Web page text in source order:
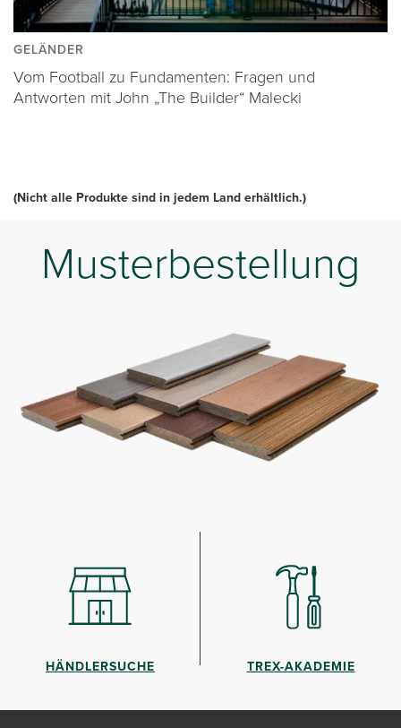
GELÄNDER
Vom Football zu Fundamenten: Fragen und
Antworten mit John „The Builder“ Malecki
(Nicht alle Produkte sind in jedem Land erhältlich.)
Musterbestellung
HÄNDLERSUCHE TREX-AKADEMIE